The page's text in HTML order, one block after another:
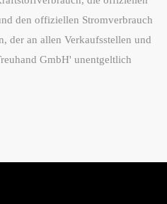
den offiziellen Stromverbrauch
der an allen Verkaufsstellen und
GmbH' unentgeltlich